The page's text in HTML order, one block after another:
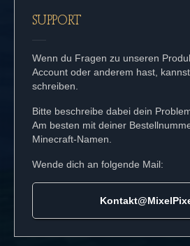
SUPPORT
Wenn du Fragen zu unseren
Account oder anderem hast,
schreiben.
Bitte beschreibe dabei dein
Am besten mit deiner
Minecraft-Namen.
Wende dich an folgende Mail: